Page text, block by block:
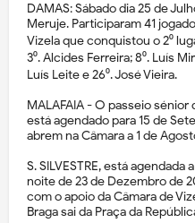
DAMAS: Sábado dia 25 de
Meruje. Participaram 41
Vizela que conquistou o 2⁰
3⁰. Alcides Ferreira; 8⁰. Luís
Luís Leite e 26⁰. José Vieira.
MALAFAIA - O passeio sénior
está agendado para 15 de
abrem na Câmara a 1 de
S. SILVESTRE, está agendada
noite de 23 de Dezembro de
com o apoio da Câmara de
Braga sai da Praça da